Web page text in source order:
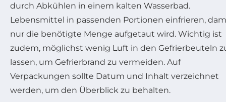
durch Abkühlen in einem kalten Wasserbad.
Lebensmittel in passenden Portionen einfrieren,
nur die benötigte Menge aufgetaut wird. Wichtig ist
zudem, möglichst wenig Luft in den Gefrierbeuteln
lassen, um Gefrierbrand zu vermeiden. Auf
Verpackungen sollte Datum und Inhalt verzeichnet
werden, um den Überblick zu behalten.